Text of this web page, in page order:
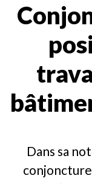
Dans sa